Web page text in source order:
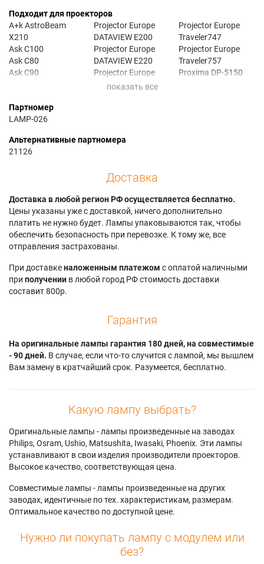
Подходит для проекторов
A+k AstroBeam
X210
Ask C100
Ask C80
Ask C90
Geha compact 211
Projector Europe
DATAVIEW E200
Projector Europe
DATAVIEW E220
Projector Europe
TRAVELER 747
Projector Europe
Traveler747
Projector Europe
Traveler757
Proxima DP-5150
Партномер
LAMP-026
Альтернативные партномера
21126
Доставка
Доставка в любой регион РФ осуществляется бесплатно.
Цены указаны уже с доставкой, ничего дополнительно
платить не нужно будет. Лампы упаковываются так, чтобы
обеспечить безопасность при перевозке. К тому же, все
отправления застрахованы.
При доставкеналоженным платежом с оплатой наличными
при получении в любой город РФ стоимость доставки
составит 800р.
Гарантия
На оригинальные лампы гарантия 180 дней, на совместимые
- 90 дней. В случае, если что-то случится с лампой, мы вышлем
Вам замену в кратчайший срок. Разумеется, бесплатно.
Какую лампу выбрать?
Оригинальные лампы - лампы произведенные на заводах
Philips, Osram, Ushio, Matsushita, Iwasaki, Phoenix. Эти лампы
устанавливают в свои изделия производители проекторов.
Высокое качество, соответствующая цена.
Совместимые лампы - лампы произведенные на других
заводах, идентичные по тех. характеристикам, размерам.
Оптимальное качество по доступной цене.
Нужно ли покупать лампу с модулем или
без?